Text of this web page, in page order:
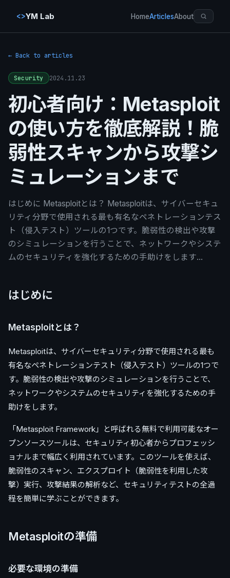
<>YM Lab HomeArticlesAbout
← Back to articles
Security 2024.11.23
初心者向け：Metasploit
の使い方を徹底解説！脆
弱性スキャンから攻撃シ
ミュレーションまで
はじめに Metasploitとは？ Metasploitは、サイバーセキュ
リティ分野で使用される最も有名なペネトレーションテス
ト（侵入テスト）ツールの1つです。脆弱性の検出や攻撃
のシミュレーションを行うことで、ネットワークやシステ
ムのセキュリティを強化するための手助けをします…
はじめに
Metasploitとは？
Metasploitは、サイバーセキュリティ分野で使用される最も
有名なペネトレーションテスト（侵入テスト）ツールの1つで
す。脆弱性の検出や攻撃のシミュレーションを行うことで、
ネットワークやシステムのセキュリティを強化するための手
助けをします。
「Metasploit Framework」と呼ばれる無料で利用可能なオー
プンソースツールは、セキュリティ初心者からプロフェッシ
ョナルまで幅広く利用されています。このツールを使えば、
脆弱性のスキャン、エクスプロイト（脆弱性を利用した攻
撃）実行、攻撃結果の解析など、セキュリティテストの全過
程を簡単に学ぶことができます。
Metasploitの準備
必要な環境の準備